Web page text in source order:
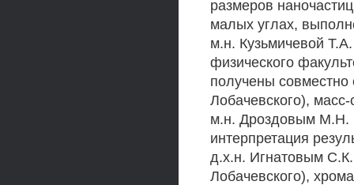
размеров
малых углах,
м.н. Кузьмичевой
физического
получены
Лобачевского),
м.н. Дроздовым М.Н.
интерпретация
д.х.н. Игнатовым
Лобачевского),